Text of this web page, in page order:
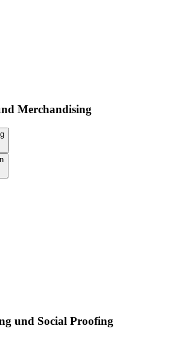
Merchandising
und Social Proofing